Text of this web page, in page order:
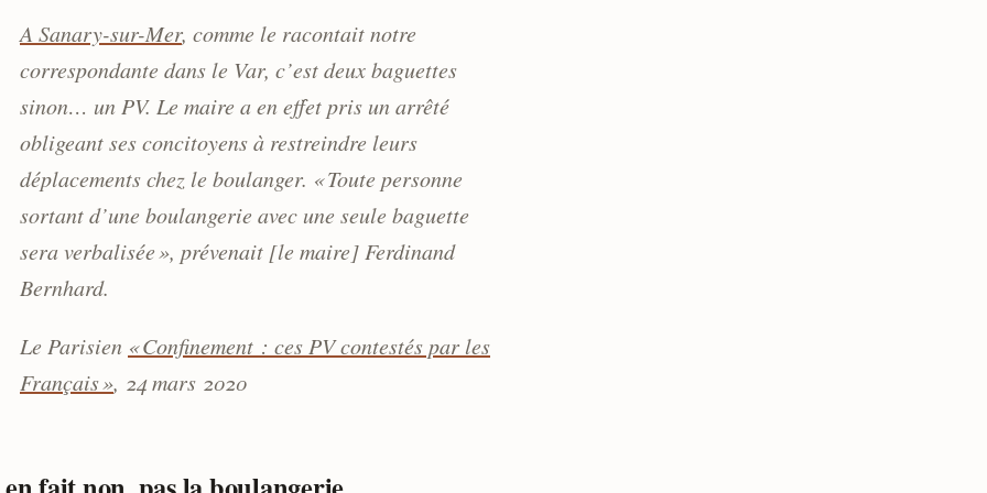
A Sanary-sur-Mer, comme le racontait notre
correspondante dans le Var, c’est deux baguettes
sinon… un PV. Le maire a en effet pris un arrêté
obligeant ses concitoyens à restreindre leurs
déplacements chez le boulanger. « Toute personne
sortant d’une boulangerie avec une seule baguette
sera verbalisée », prévenait [le maire] Ferdinand
Bernhard.
Le Parisien « Confinement : ces PV contestés par les
Français », 24 mars 2020